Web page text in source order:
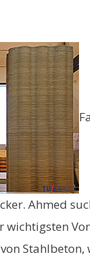
Ahmed
wichtigsten